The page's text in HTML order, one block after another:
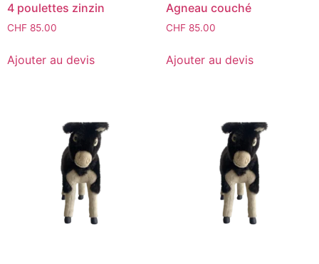
4 poulettes zinzin
CHF 85.00
Ajouter au devis
Agneau couché
CHF85.00
Ajouter au devis